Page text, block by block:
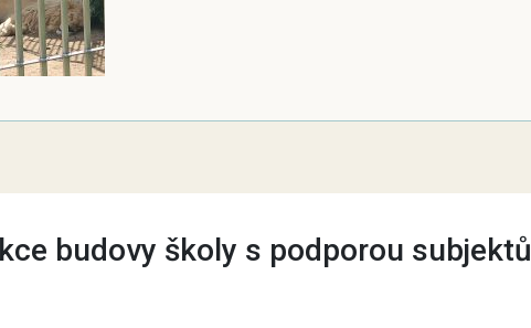
budovy školy s podporou subjektů